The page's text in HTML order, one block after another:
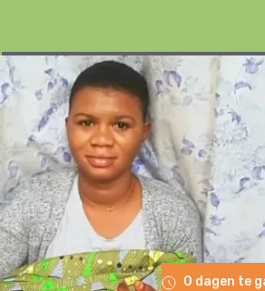
0 dagen te